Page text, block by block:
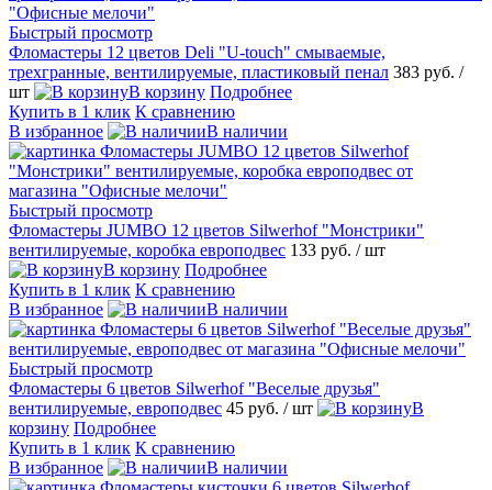
Быстрый просмотр
Фломастеры 12 цветов Deli "U-touch" смываемые,
трехгранные, вентилируемые, пластиковый пенал 383 руб. /
шт
В корзину Подробнее
Купить в 1 клик К сравнению
В избранное
В наличии
Быстрый просмотр
Фломастеры JUMBO 12 цветов Silwerhof "Монстрики"
вентилируемые, коробка европодвес 133 руб. / шт
В корзину Подробнее
Купить в 1 клик К сравнению
В избранное
В наличии
Быстрый просмотр
Фломастеры 6 цветов Silwerhof "Веселые друзья"
вентилируемые, европодвес 45 руб. / шт
В
корзину Подробнее
Купить в 1 клик К сравнению
В избранное
В наличии